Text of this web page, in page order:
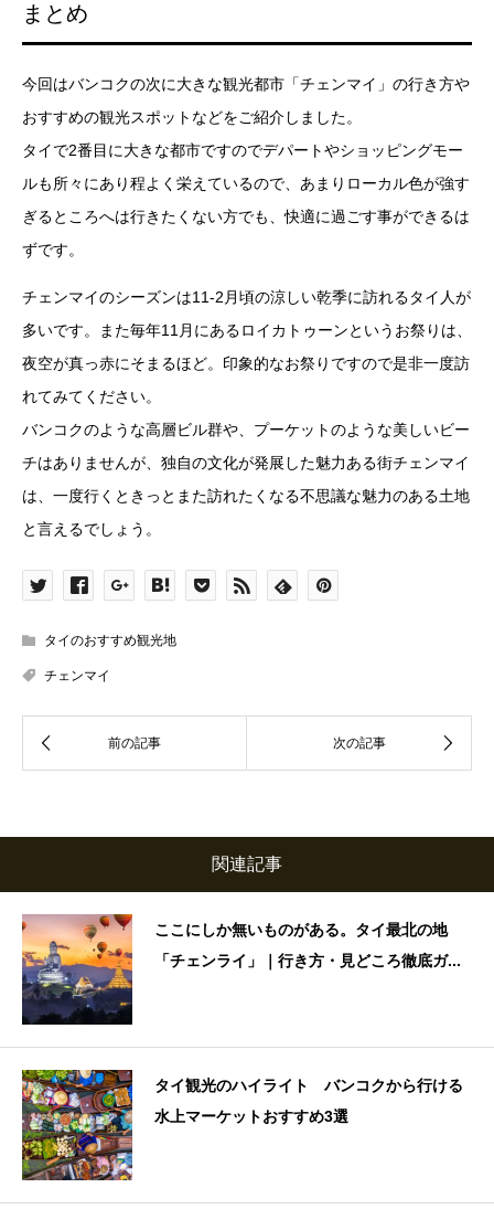
まとめ
今回はバンコクの次に大きな観光都市「チェンマイ」の行き方や
おすすめの観光スポットなどをご紹介しました。
タイで2番目に大きな都市ですのでデパートやショッピングモー
ルも所々にあり程よく栄えているので、あまりローカル色が強す
ぎるところへは行きたくない方でも、快適に過ごす事ができるは
ずです。
チェンマイのシーズンは11‐2月頃の涼しい乾季に訪れるタイ人が
多いです。また毎年11月にあるロイカトゥーンというお祭りは、
夜空が真っ赤にそまるほど。印象的なお祭りですので是非一度訪
れてみてください。
バンコクのような高層ビル群や、プーケットのような美しいビー
チはありませんが、独自の文化が発展した魅力ある街チェンマイ
は、一度行くときっとまた訪れたくなる不思議な魅力のある土地
と言えるでしょう。
タイのおすすめ観光地
チェンマイ
関連記事
ここにしか無いものがある。タイ最北の地
「チェンライ」｜行き方・見どころ徹底ガ...
タイ観光のハイライト バンコクから行ける
水上マーケットおすすめ3選